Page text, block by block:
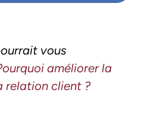
vous
améliorer la
relation client ?